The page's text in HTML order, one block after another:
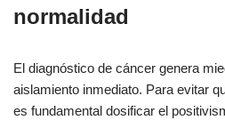
normalidad
El diagnóstico de cáncer genera
aislamiento inmediato. Para evitar
es fundamental dosificar el